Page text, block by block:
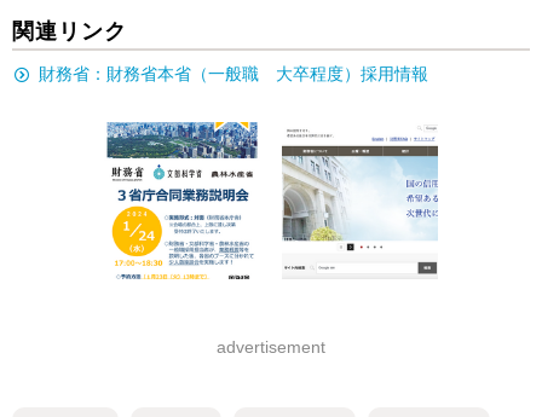
関連リンク
財務省：財務省本省（一般職 大卒程度）採用情報
advertisement